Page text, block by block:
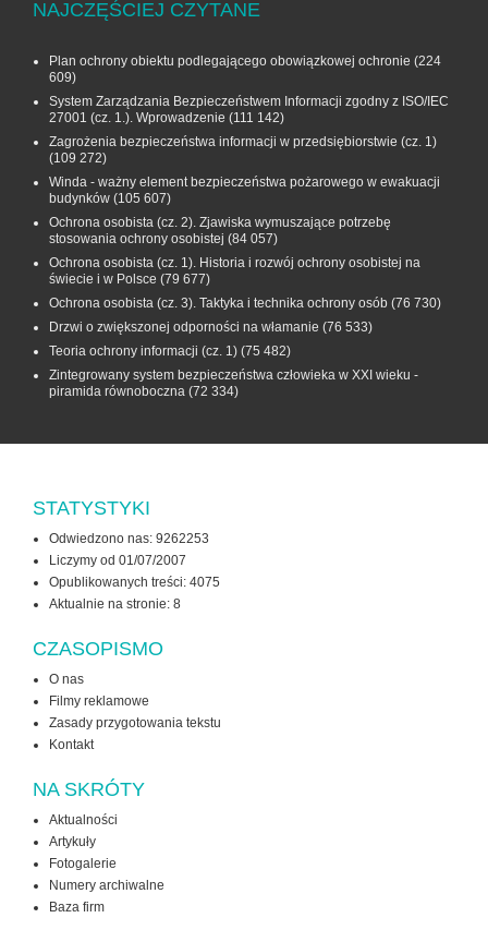
NAJCZĘŚCIEJ CZYTANE
Plan ochrony obiektu podlegającego obowiązkowej ochronie (224
609)
System Zarządzania Bezpieczeństwem Informacji zgodny z ISO/IEC
27001 (cz. 1.). Wprowadzenie (111 142)
Zagrożenia bezpieczeństwa informacji w przedsiębiorstwie (cz. 1)
(109 272)
Winda - ważny element bezpieczeństwa pożarowego w ewakuacji
budynków (105 607)
Ochrona osobista (cz. 2). Zjawiska wymuszające potrzebę
stosowania ochrony osobistej (84 057)
Ochrona osobista (cz. 1). Historia i rozwój ochrony osobistej na
świecie i w Polsce (79 677)
Ochrona osobista (cz. 3). Taktyka i technika ochrony osób (76 730)
Drzwi o zwiększonej odporności na włamanie (76 533)
Teoria ochrony informacji (cz. 1) (75 482)
Zintegrowany system bezpieczeństwa człowieka w XXI wieku -
piramida równoboczna (72 334)
STATYSTYKI
Odwiedzono nas: 9262253
Liczymy od 01/07/2007
Opublikowanych treści: 4075
Aktualnie na stronie: 8
CZASOPISMO
O nas
Filmy reklamowe
Zasady przygotowania tekstu
Kontakt
NA SKRÓTY
Aktualności
Artykuły
Fotogalerie
Numery archiwalne
Baza firm